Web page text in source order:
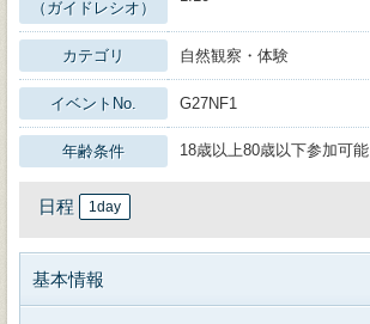
（ガイドレシオ）
カテゴリ 自然観察・体験
イベントNo. G27NF1
年齢条件 18歳以上80歳以下参加可能
日程 1day
基本情報